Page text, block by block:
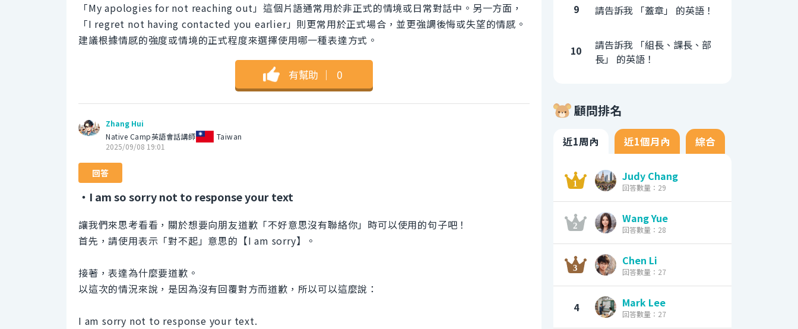
「My apologies for not reaching out」這個片語通常用於非正式的情境或日常對話中。另一方面，
「I regret not having contacted you earlier」則更常用於正式場合，並更強調後悔或失望的情感。
建議根據情感的強度或情境的正式程度來選擇使用哪一種表達方式。
有幫助 ｜ 0
Zhang Hui
Native Camp英語會話講師
Taiwan
2025/09/08 19:01
回答
・I am so sorry not to response your text
讓我們來思考看看，關於想要向朋友道歉「不好意思沒有聯絡你」時可以使用的句子吧！
首先，請使用表示「對不起」意思的【I am sorry】。
接著，表達為什麼要道歉。
以這次的情況來說，是因為沒有回覆對方而道歉，所以可以這麼說：
I am sorry not to response your text.
9 請告訴我 「蓋章」 的英語！
10
請告訴我 「組長、課長、部
長」 的英語！
顧問排名
近1周內 近1個月內 綜合
Judy Chang
回答數量：29
Wang Yue
回答數量：28
Chen Li
回答數量：27
4 Mark Lee
回答數量：27